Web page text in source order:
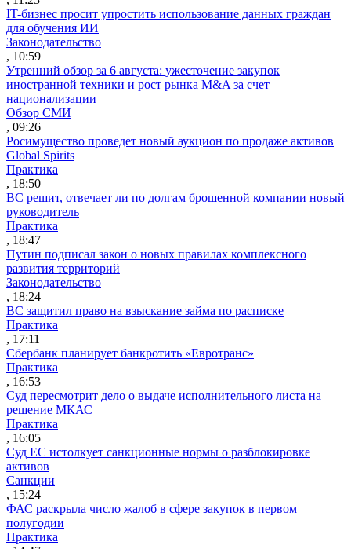
IT-бизнес просит упростить использование данных граждан
для обучения ИИ
Законодательство
, 10:59
Утренний обзор за 6 августа: ужесточение закупок
иностранной техники и рост рынка M&A за счет
национализации
Обзор СМИ
, 09:26
Росимущество проведет новый аукцион по продаже активов
Global Spirits
Практика
, 18:50
ВС решит, отвечает ли по долгам брошенной компании новый
руководитель
Практика
, 18:47
Путин подписал закон о новых правилах комплексного
развития территорий
Законодательство
, 18:24
ВС защитил право на взыскание займа по расписке
Практика
, 17:11
Сбербанк планирует банкротить «Евротранс»
Практика
, 16:53
Суд пересмотрит дело о выдаче исполнительного листа на
решение МКАС
Практика
, 16:05
Суд ЕС истолкует санкционные нормы о разблокировке
активов
Санкции
, 15:24
ФАС раскрыла число жалоб в сфере закупок в первом
полугодии
Практика